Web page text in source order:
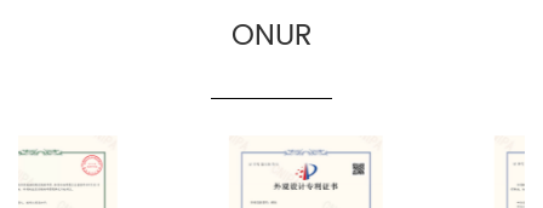
ONUR